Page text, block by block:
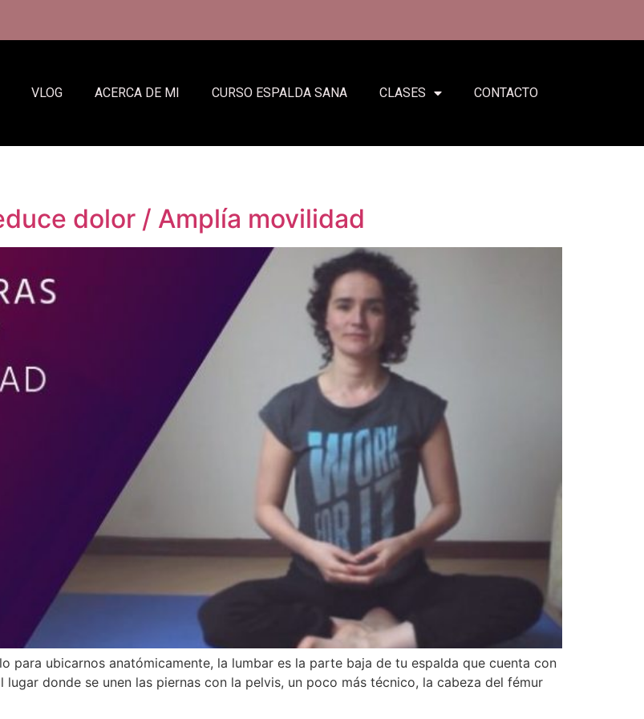
VLOG ACERCA DE MI CURSO ESPALDA SANA CLASES CONTACTO
dolor / Amplía movilidad
para ubicarnos anatómicamente, la lumbar es la parte baja de tu espalda que cuenta con
donde se unen las piernas con la pelvis, un poco más técnico, la cabeza del fémur